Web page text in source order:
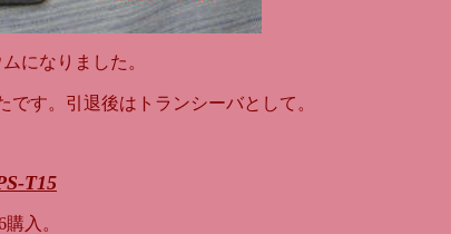
になりました。
す。引退後はトランシーバとして。
T15
入。